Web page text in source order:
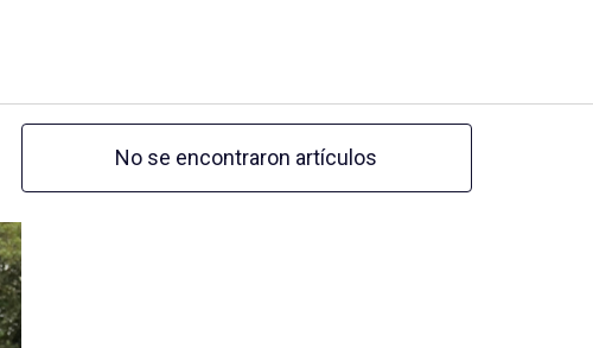
No se encontraron artículos